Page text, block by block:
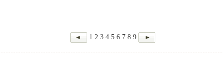
1 2 3 4 5 6 7 8 9